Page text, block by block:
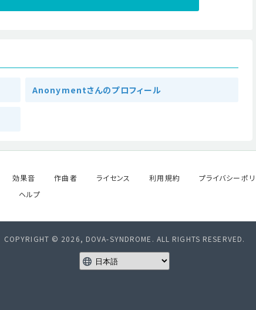
Anonymentさんのプロフィール
効果音 作曲者 ライセンス 利用規約 プライバシーポ
ヘルプ
COPYRIGHT © 2026, DOVA-SYNDROME. ALL RIGHTS RESERVED.